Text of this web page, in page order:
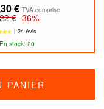
€ TVA comprise
€ -36%
★★★★★
★★★★★
24 Avis
En stock: 20
PANIER